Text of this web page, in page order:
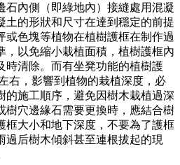
石內側（即綠地內）接縫處用混凝
土的形狀和尺寸在達到穩定的前提
或色塊等植物在植樹護框在制作過
，以免縮小栽植面積，植樹護框內
時清除。而有坐凳功能的植樹護
右，影響到植物的栽植深度，必
的施工順序，避免因樹木栽植過深
樹穴邊緣石需要更換時，應結合樹
框大小和地下深度，不要為了護框
過后樹木傾斜甚至連根拔起的現